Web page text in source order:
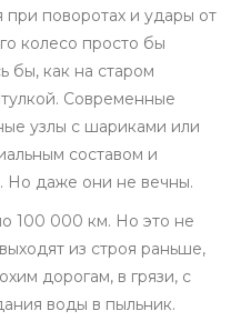
при поворотах и удары от
колесо просто бы
бы, как на старом
Современные
узлы с шариками или
составом и
Но даже они не вечны.
100 000 км. Но это не
из строя раньше,
дорогам, в грязи, с
воды в пыльник.